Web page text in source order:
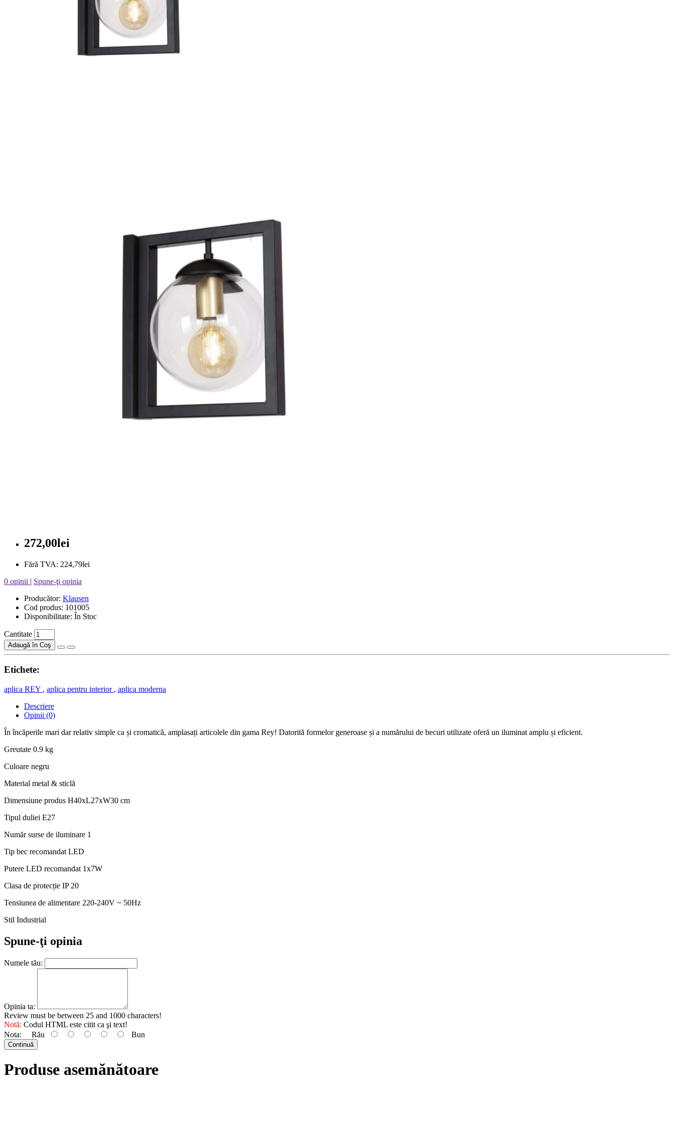
272,00lei
Fără TVA: 224,79lei
0 opinii | Spune-ţi opinia
Producător: Klausen
Cod produs: 101005
Disponibilitate: În Stoc
Cantitate
Adaugă în Coş
Etichete:
aplica REY , aplica pentru interior , aplica moderna
Descriere
Opinii (0)
În încăperile mari dar relativ simple ca și cromatică, amplasați articolele din gama Rey! Datorită formelor generoase și a numărului de becuri utilizate oferă un iluminat amplu și eficient.
Greutate 0.9 kg
Culoare negru
Material metal & sticlă
Dimensiune produs H40xL27xW30 cm
Tipul duliei E27
Număr surse de iluminare 1
Tip bec recomandat LED
Putere LED recomandat 1x7W
Clasa de protecție IP 20
Tensiunea de alimentare 220-240V ~ 50Hz
Stil Industrial
Spune-ţi opinia
Numele tău:
Opinia ta:
Review must be between 25 and 1000 characters!
Notă: Codul HTML este citit ca şi text!
Nota:
Rău Bun
Continuă
Produse asemănătoare